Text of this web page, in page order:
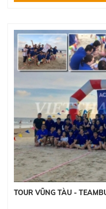
TOUR VŨNG TÀU -